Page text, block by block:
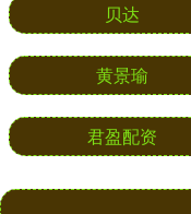
贝达
黄景瑜
君盈配资